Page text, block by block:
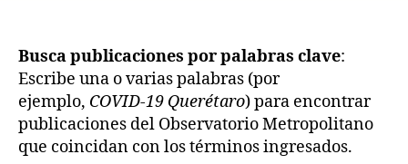
Busca publicaciones por palabras clave:
Escribe una o varias palabras (por
ejemplo, COVID-19 Querétaro) para encontrar
publicaciones del Observatorio Metropolitano
que coincidan con los términos ingresados.